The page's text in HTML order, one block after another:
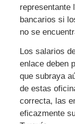
representante
bancarios si
no se
Los salarios
enlace deben
que subraya
de estas
correcta, las
eficazmente